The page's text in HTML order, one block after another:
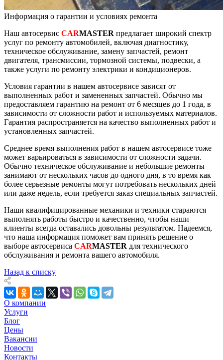
Информация о гарантии и условиях ремонта
Наш автосервис CARMASTER предлагает широкий спектр
услуг по ремонту автомобилей, включая диагностику,
техническое обслуживание, замену запчастей, ремонт
двигателя, трансмиссии, тормозной системы, подвески, а
также услуги по ремонту электрики и кондиционеров.
Условия гарантии в нашем автосервисе зависят от
выполненных работ и замененных запчастей. Обычно мы
предоставляем гарантию на ремонт от 6 месяцев до 1 года, в
зависимости от сложности работ и используемых материалов.
Гарантия распространяется на качество выполненных работ и
установленных запчастей.
Среднее время выполнения работ в нашем автосервисе тоже
может варьироваться в зависимости от сложности задачи.
Обычно техническое обслуживание и небольшие ремонты
занимают от нескольких часов до одного дня, в то время как
более серьезные ремонты могут потребовать нескольких дней
или даже недель, если требуется заказ специальных запчастей.
Наши квалифицированные механики и техники стараются
выполнять работы быстро и качественно, чтобы наши
клиенты всегда оставались довольны результатом. Надеемся,
что наша информация поможет вам принять решение о
выборе автосервиса CARMASTER для технического
обслуживания и ремонта вашего автомобиля.
Назад к списку
О компании
Услуги
Блог
Цены
Вакансии
Новости
Контакты